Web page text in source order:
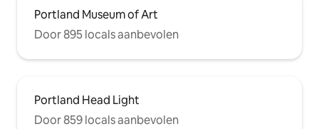
Portland Museum of Art
Door 895 locals aanbevolen
Portland Head Light
Door 859 locals aanbevolen